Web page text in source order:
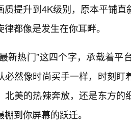
质提升到4K级别，原本平铺
律都像是发生在你耳畔。
新热门”这四个字，承载着
必然像时尚买手一样，时刻
北美的热辣奔放，还是东方
棚到你屏幕的跃迁。